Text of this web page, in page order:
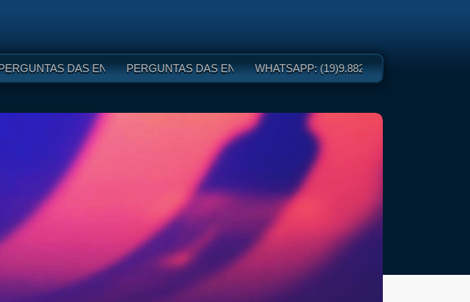
DAS ENTREVISTASPERGUNTAS DAS ENTREVISTAS "UNIVERSIDADE DA BARBA"
WHATSAPP: (19)9.8825-1240